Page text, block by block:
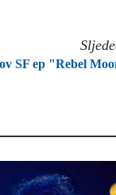
SF ep "Rebel